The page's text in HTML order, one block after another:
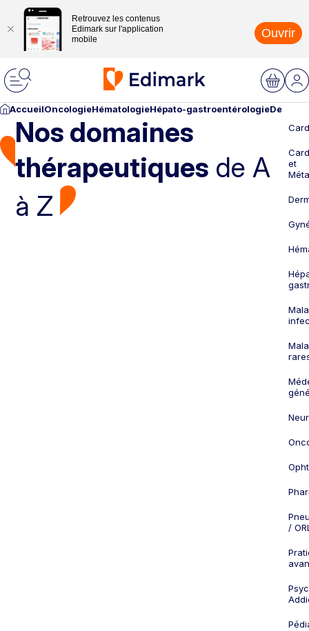
Retrouvez les contenus
Edimark sur l'application
mobile
Ouvrir
AccueilOncologieHématologieHépato-gastroentérologie
Nos domaines
thérapeutiques de A
à Z
et
/